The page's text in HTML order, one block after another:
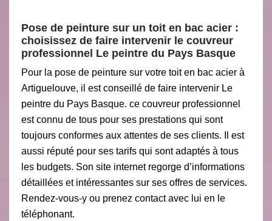
Pose de peinture sur un toit en bac acier :
choisissez de faire intervenir le couvreur
professionnel Le peintre du Pays Basque
Pour la pose de peinture sur votre toit en bac acier à
Artiguelouve, il est conseillé de faire intervenir Le
peintre du Pays Basque. ce couvreur professionnel
est connu de tous pour ses prestations qui sont
toujours conformes aux attentes de ses clients. Il est
aussi réputé pour ses tarifs qui sont adaptés à tous
les budgets. Son site internet regorge d’informations
détaillées et intéressantes sur ses offres de services.
Rendez-vous-y ou prenez contact avec lui en le
téléphonant.